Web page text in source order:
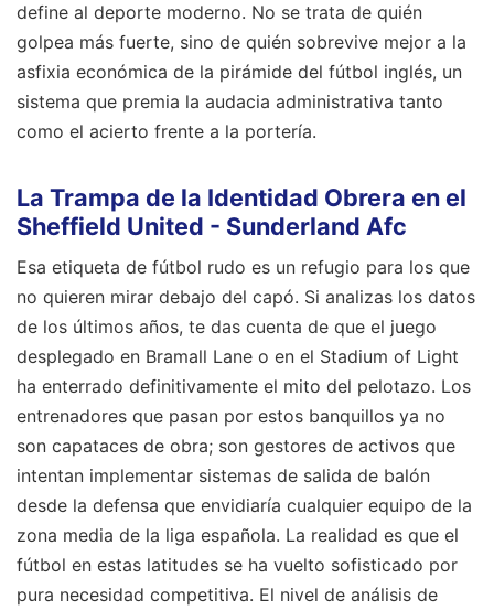
define al deporte moderno. No se trata de quién
golpea más fuerte, sino de quién sobrevive mejor a la
asfixia económica de la pirámide del fútbol inglés, un
sistema que premia la audacia administrativa tanto
como el acierto frente a la portería.
La Trampa de la Identidad Obrera en el
Sheffield United - Sunderland Afc
Esa etiqueta de fútbol rudo es un refugio para los que
no quieren mirar debajo del capó. Si analizas los datos
de los últimos años, te das cuenta de que el juego
desplegado en Bramall Lane o en el Stadium of Light
ha enterrado definitivamente el mito del pelotazo. Los
entrenadores que pasan por estos banquillos ya no
son capataces de obra; son gestores de activos que
intentan implementar sistemas de salida de balón
desde la defensa que envidiaría cualquier equipo de la
zona media de la liga española. La realidad es que el
fútbol en estas latitudes se ha vuelto sofisticado por
pura necesidad competitiva. El nivel de análisis de